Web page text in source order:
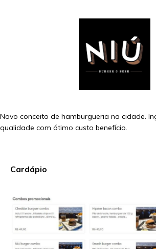
Novo conceito de hamburgueria na cidade.
qualidade com ótimo custo benefício.
Cardápio